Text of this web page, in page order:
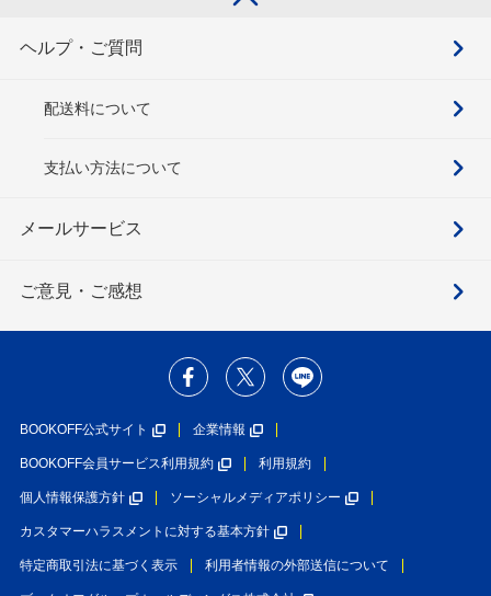
ヘルプ・ご質問
配送料について
支払い方法について
メールサービス
ご意見・ご感想
BOOKOFF公式サイト 企業情報
BOOKOFF会員サービス利用規約 利用規約
個人情報保護方針 ソーシャルメディアポリシー
カスタマーハラスメントに対する基本方針
特定商取引法に基づく表示 利用者情報の外部送信について